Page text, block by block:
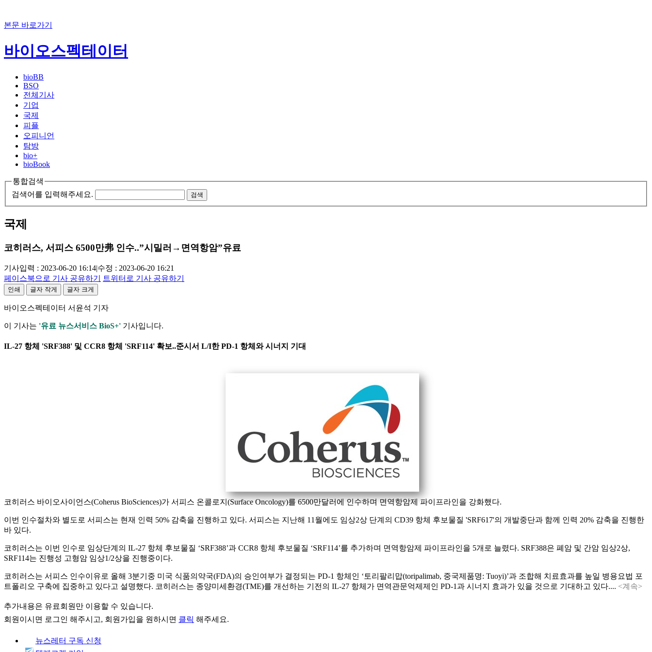
본문 바로가기
바이오스펙테이터
bioBB
BSO
전체기사
기업
국제
피플
오피니언
탐방
bio+
bioBook
통합검색
검색어를 입력해주세요.
검색
국제
코히러스, 서피스 6500만弗 인수..”시밀러→면역항암”유료
기사입력 : 2023-06-20 16:14|수정 : 2023-06-20 16:21
페이스북으로 기사 공유하기
트위터로 기사 공유하기
인쇄 글자 작게 글자 크게
바이오스펙테이터 서윤석 기자
이 기사는 '유료 뉴스서비스 BioS+' 기사입니다.
IL-27 항체 'SRF388' 및 CCR8 항체 'SRF114' 확보..준시서 L/I한 PD-1 항체와 시너지 기대
코히러스 바이오사이언스(Coherus BioSciences)가 서피스 온콜로지(Surface Oncology)를 6500만달러에 인수하며 면역항암제 파이프라인을 강화했다.
이번 인수절차와 별도로 서피스는 현재 인력 50% 감축을 진행하고 있다. 서피스는 지난해 11월에도 임상2상 단계의 CD39 항체 후보물질 'SRF617'의 개발중단과 함께 인력 20% 감축을 진행한
바 있다.
코히러스는 이번 인수로 임상단계의 IL-27 항체 후보물질 ‘SRF388’과 CCR8 항체 후보물질 ‘SRF114’를 추가하며 면역항암제 파이프라인을 5개로 늘렸다. SRF388은 폐암 및 간암 임상2상,
SRF114는 진행성 고형암 임상1/2상을 진행중이다.
코히러스는 서피스 인수이유로 올해 3분기중 미국 식품의약국(FDA)의 승인여부가 결정되는 PD-1 항체인 ‘토리팔리맙(toripalimab, 중국제품명: Tuoyi)’과 조합해 치료효과를 높일 병용요법 포
트폴리오 구축에 집중하고 있다고 설명했다. 코히러스는 종양미세환경(TME)를 개선하는 기전의 IL-27 항체가 면역관문억제제인 PD-1과 시너지 효과가 있을 것으로 기대하고 있다.... <계속>
추가내용은 유료회원만 이용할 수 있습니다.
회원이시면 로그인 해주시고, 회원가입을 원하시면 클릭 해주세요.
뉴스레터 구독 신청